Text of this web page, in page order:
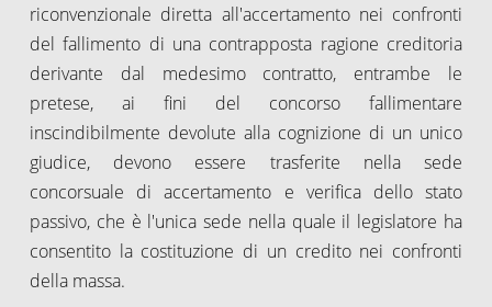
riconvenzionale diretta all'accertamento nei confronti
del fallimento di una contrapposta ragione creditoria
derivante dal medesimo contratto, entrambe le
pretese, ai fini del concorso fallimentare
inscindibilmente devolute alla cognizione di un unico
giudice, devono essere trasferite nella sede
concorsuale di accertamento e verifica dello stato
passivo, che è l'unica sede nella quale il legislatore ha
consentito la costituzione di un credito nei confronti
della massa.